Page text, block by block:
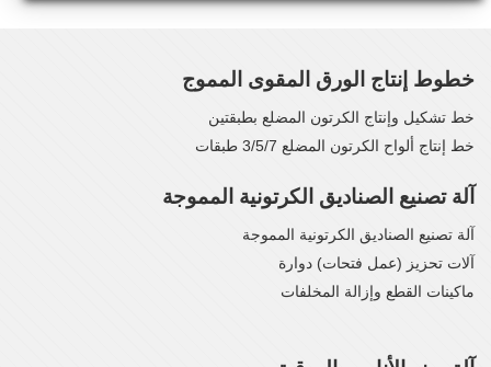
خطوط إنتاج الورق المقوى المموج
خط تشكيل وإنتاج الكرتون المضلع بطبقتين
خط إنتاج ألواح الكرتون المضلع 3/5/7 طبقات
آلة تصنيع الصناديق الكرتونية المموجة
آلة تصنيع الصناديق الكرتونية المموجة
آلات تحزيز (عمل فتحات) دوارة
ماكينات القطع وإزالة المخلفات